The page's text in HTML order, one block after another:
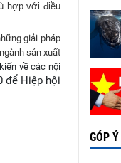
hợp với điều
giải pháp
sản xuất
về các nội
để Hiệp hội
GÓP